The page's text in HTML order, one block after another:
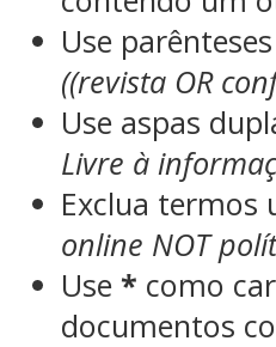
Use
((revista OR
Use aspas
Livre à
Exclua termos
online NOT
Use * como
documentos